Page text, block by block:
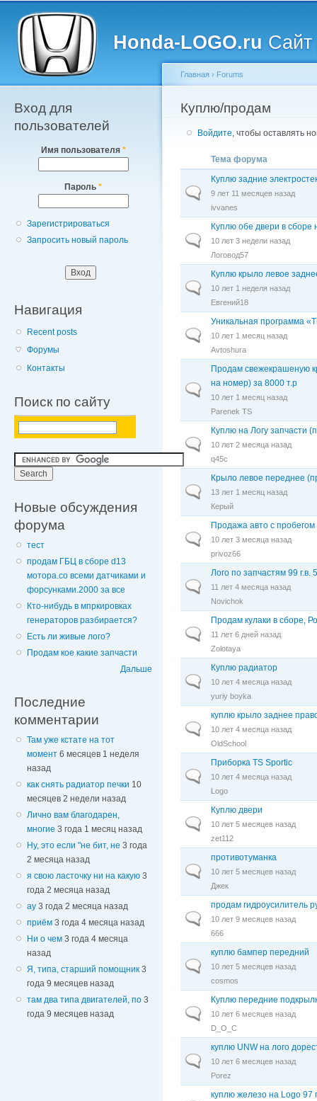
Honda-LOGO.ru Сайт
Главное меню
Вход для
пользователей
Имя пользователя *
Пароль *
Зарегистрироваться
Запросить новый пароль
Навигация
Recent posts
Форумы
Контакты
Поиск по сайту
Новые обсуждения
форума
тест
продам ГБЦ в сборе d13
мотора.со всеми датчиками и
форсунками.2000 за все
Кто-нибудь в мпркировках
генераторов разбирается?
Есть ли живые лого?
Продам кое какие запчасти
Дальше
Последние
комментарии
Там уже кстате на тот
момент 6 месяцев 1 неделя
назад
как снять радиатор печки 10
месяцев 2 недели назад
Лично вам благодарен,
многие 3 года 1 месяц назад
Ну, это если "не бит, не 3 года
2 месяца назад
я свою ласточку ни на какую 3
года 2 месяца назад
ау 3 года 2 месяца назад
приём 3 года 4 месяца назад
Ни о чем 3 года 4 месяца
назад
Я, типа, старший помощник 3
года 9 месяцев назад
там два типа двигателей, по 3
года 9 месяцев назад
Вы здесь
Главная › Forums
Куплю/продам
Войдите, чтобы оставлять
Тема форума
Обычная тема
Куплю задние
9 лет 11 месяцев назад
ivvanes
Обычная тема
Куплю обе двери в сборе
10 лет 3 недели назад
Логовод57
Обычная тема
Куплю крыло левое
10 лет 1 неделя назад
Евгений18
Обычная тема
Уникальная программа
10 лет 1 месяц назад
Avtoshura
Обычная тема
Продам свежекрашеную
на номер) за 8000 т.р
10 лет 1 месяц назад
Parenek TS
Обычная тема
Куплю на Логу запчасти
10 лет 2 месяца назад
q45c
Обычная тема
Крыло левое переднее
13 лет 1 месяц назад
Керый
Обычная тема
Продажа авто с пробегом
10 лет 3 месяца назад
privoz66
Обычная тема
Лого по запчастям 99 г.в.
11 лет 4 месяца назад
Novichok
Обычная тема
Продам кулаки в сборе,
11 лет 6 дней назад
Zolotaya
Обычная тема
Куплю радиатор
10 лет 4 месяца назад
yuriy boyka
Обычная тема
куплю крыло заднее
10 лет 4 месяца назад
OldSchool
Обычная тема
Приборка TS Sportic
10 лет 4 месяца назад
Logo
Обычная тема
Куплю двери
10 лет 5 месяцев назад
zet112
Обычная тема
противотуманка
10 лет 5 месяцев назад
Джек
Обычная тема
продам гидроусилитель
10 лет 9 месяцев назад
666
Обычная тема
куплю бампер передний
10 лет 5 месяцев назад
cosmos
Обычная тема
Куплю передние
10 лет 6 месяцев назад
D_O_C
Обычная тема
куплю UNW на лого
10 лет 6 месяцев назад
Porez
куплю железо на Logo 97